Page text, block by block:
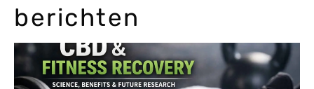
berichten